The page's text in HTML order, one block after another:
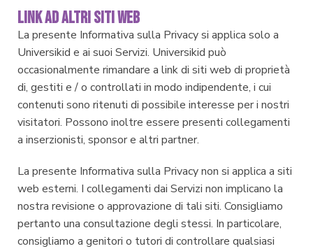
LINK AD ALTRI SITI WEB
La presente Informativa sulla Privacy si applica solo a
Universikid e ai suoi Servizi. Universikid può
occasionalmente rimandare a link di siti web di proprietà
di, gestiti e / o controllati in modo indipendente, i cui
contenuti sono ritenuti di possibile interesse per i nostri
visitatori. Possono inoltre essere presenti collegamenti
a inserzionisti, sponsor e altri partner.
La presente Informativa sulla Privacy non si applica a siti
web esterni. I collegamenti dai Servizi non implicano la
nostra revisione o approvazione di tali siti. Consigliamo
pertanto una consultazione degli stessi. In particolare,
consigliamo a genitori o tutori di controllare qualsiasi